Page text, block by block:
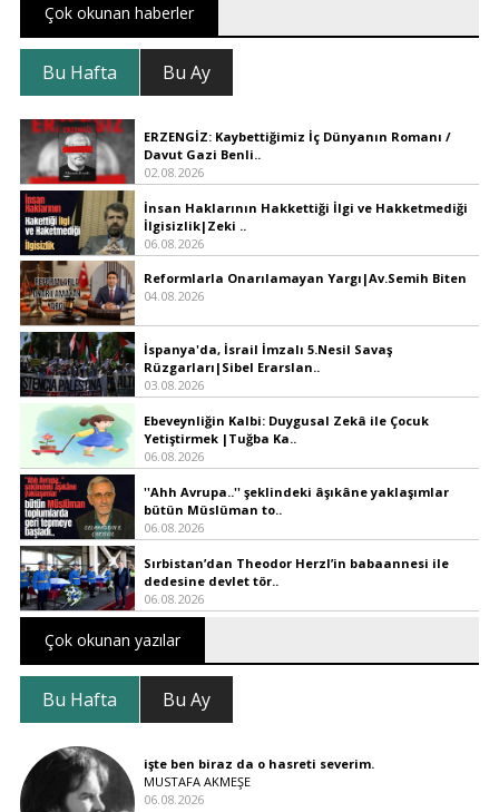
Çok okunan haberler
Bu Hafta Bu Ay
ERZENGİZ: Kaybettiğimiz İç Dünyanın Romanı /
Davut Gazi Benli..
02.08.2026
İnsan Haklarının Hakkettiği İlgi ve Hakketmediği
İlgisizlik|Zeki ..
06.08.2026
Reformlarla Onarılamayan Yargı|Av.Semih Biten
04.08.2026
İspanya'da, İsrail İmzalı 5.Nesil Savaş
Rüzgarları|Sibel Erarslan..
03.08.2026
Ebeveynliğin Kalbi: Duygusal Zekâ ile Çocuk
Yetiştirmek |Tuğba Ka..
06.08.2026
''Ahh Avrupa..'' şeklindeki âşıkâne yaklaşımlar
bütün Müslüman to..
06.08.2026
Sırbistan’dan Theodor Herzl’in babaannesi ile
dedesine devlet tör..
06.08.2026
Çok okunan yazılar
Bu Hafta Bu Ay
işte ben biraz da o hasreti severim.
MUSTAFA AKMEŞE
06.08.2026